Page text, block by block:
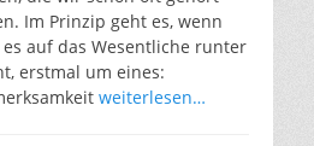
Im Prinzip geht es, wenn
es auf das Wesentliche runter
erstmal um eines:
weiterlesen…